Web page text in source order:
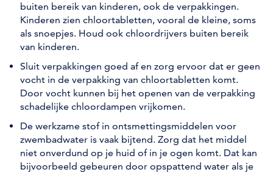
buiten bereik van kinderen, ook de verpakkingen.
Kinderen zien chloortabletten, vooral de kleine, soms
als snoepjes. Houd ook chloordrijvers buiten bereik
van kinderen.
Sluit verpakkingen goed af en zorg ervoor dat er geen
vocht in de verpakking van chloortabletten komt.
Door vocht kunnen bij het openen van de verpakking
schadelijke chloordampen vrijkomen.
De werkzame stof in ontsmettingsmiddelen voor
zwembadwater is vaak bijtend. Zorg dat het middel
niet onverdund op je huid of in je ogen komt. Dat kan
bijvoorbeeld gebeuren door opspattend water als je